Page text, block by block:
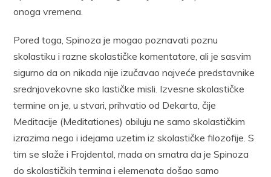
onoga vremena.
Pored toga, Spinoza je mogao poznavati poznu
skolastiku i razne skolastičke komentatore, ali je sasvim
sigurno da on nikada nije izučavao najveće predstavnike
srednjovekovne sko lastičke misli. Izvesne skolastičke
termine on je, u stvari, prihvatio od Dekarta, čije
Meditacije (Meditationes) obiluju ne samo skolastičkim
izrazima nego i idejama uzetim iz skolastičke filozofije. S
tim se slaže i Frojdental, mada on smatra da je Spinoza
do skolastičkih termina i elemenata došao samo